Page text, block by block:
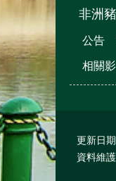
非洲
公告
相關
更新日期
資料維